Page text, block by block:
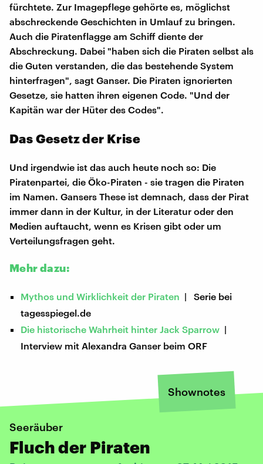
fürchtete. Zur Imagepflege gehörte es, möglichst
abschreckende Geschichten in Umlauf zu bringen.
Auch die Piratenflagge am Schiff diente der
Abschreckung. Dabei "haben sich die Piraten selbst als
die Guten verstanden, die das bestehende System
hinterfragen", sagt Ganser. Die Piraten ignorierten
Gesetze, sie hatten ihren eigenen Code. "Und der
Kapitän war der Hüter des Codes".
Das Gesetz der Krise
Und irgendwie ist das auch heute noch so: Die
Piratenpartei, die Öko-Piraten - sie tragen die Piraten
im Namen. Gansers These ist demnach, dass der Pirat
immer dann in der Kultur, in der Literatur oder den
Medien auftaucht, wenn es Krisen gibt oder um
Verteilungsfragen geht.
Mehr dazu:
Mythos und Wirklichkeit der Piraten | Serie bei
tagesspiegel.de
Die historische Wahrheit hinter Jack Sparrow |
Interview mit Alexandra Ganser beim ORF
Shownotes
Seeräuber
Fluch der Piraten